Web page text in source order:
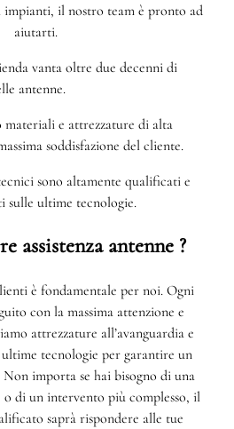
impianti, il nostro team è pronto ad
aiutarti.
vanta oltre due decenni di
antenne.
materiali e attrezzature di alta
soddisfazione del cliente.
sono altamente qualificati e
sulle ultime tecnologie.
assistenza antenne ?
è fondamentale per noi. Ogni
con la massima attenzione e
attrezzature all’avanguardia e
tecnologie per garantire un
importa se hai bisogno di una
o di un intervento più complesso, il
saprà rispondere alle tue